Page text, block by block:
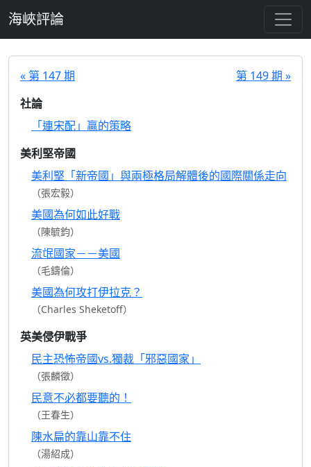
海峽評論
« 第 147 期
第 149 期 »
社論
「連宋配」贏的策略
美利堅帝國
美利堅「新帝國」與兩極格局解體後的國際關係走向
（張宏毅）
美國為何如此好戰
（陳毓鈞）
流氓國家－－美國
（毛鑄倫）
美國為何攻打伊拉克？
（Charles Sheketoff）
英美侵伊戰爭
民主恐怖帝國vs.獨裁「邪惡國家」
（張麟徵）
民意不必都要聽的！
（王春生）
陳水扁的靠山靠不住
（湯紹成）